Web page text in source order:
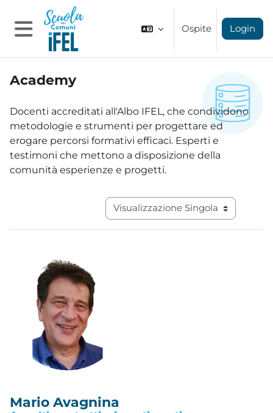
Vai al contenuto principale
Pannello laterale
Ospite Login
Academy
Docenti accreditati all'Albo IFEL, che condividono
metodologie e strumenti per progettare ed
erogare percorsi formativi efficaci. Esperti e
testimoni che mettono a disposizione della
comunità esperienze e progetti.
Navigazione terziaria modalità
Mario Avagnina